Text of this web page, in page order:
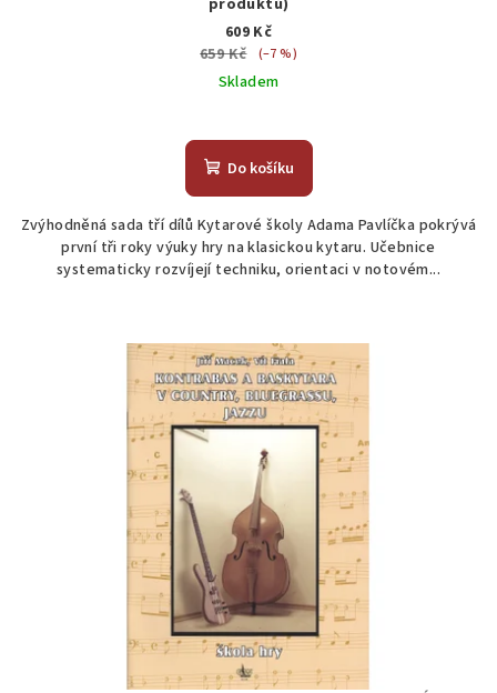
609 Kč
659 Kč
(–7 %)
Skladem
Do košíku
Zvýhodněná sada tří dílů Kytarové školy Adama Pavlíčka pokrývá
první tři roky výuky hry na klasickou kytaru. Učebnice
systematicky rozvíjejí techniku, orientaci v notovém...